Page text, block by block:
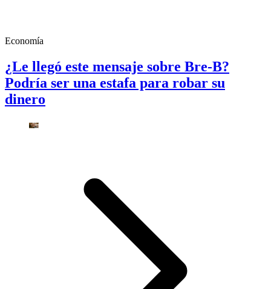
Economía
¿Le llegó este mensaje sobre Bre-B?
Podría ser una estafa para robar su
dinero